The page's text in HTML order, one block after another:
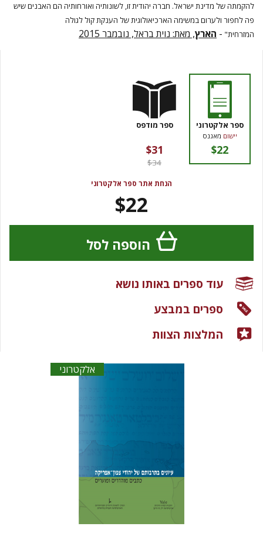
אלקטרוני
להקמתה של מדינת ישראל. חברה יהודית זו, לשונותיה ואורחותיה הם האבנים שיש
פה לחפור ולערום במשימה הארכיאולוגית של הענקת קול לגולה
המזרחית" - הארץ, מאת: נוית בראל, נובמבר 2015
ספר אלקטרוני
יישום מאגנס
$22
ספר מודפס
$31
$34
הנחת אתר ספר אלקטרוני
$22
הוספה לסל
עוד ספרים באותו נושא
ספרים במבצע
המלצות הצוות